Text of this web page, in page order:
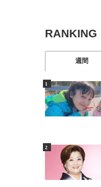
RANKING
週間